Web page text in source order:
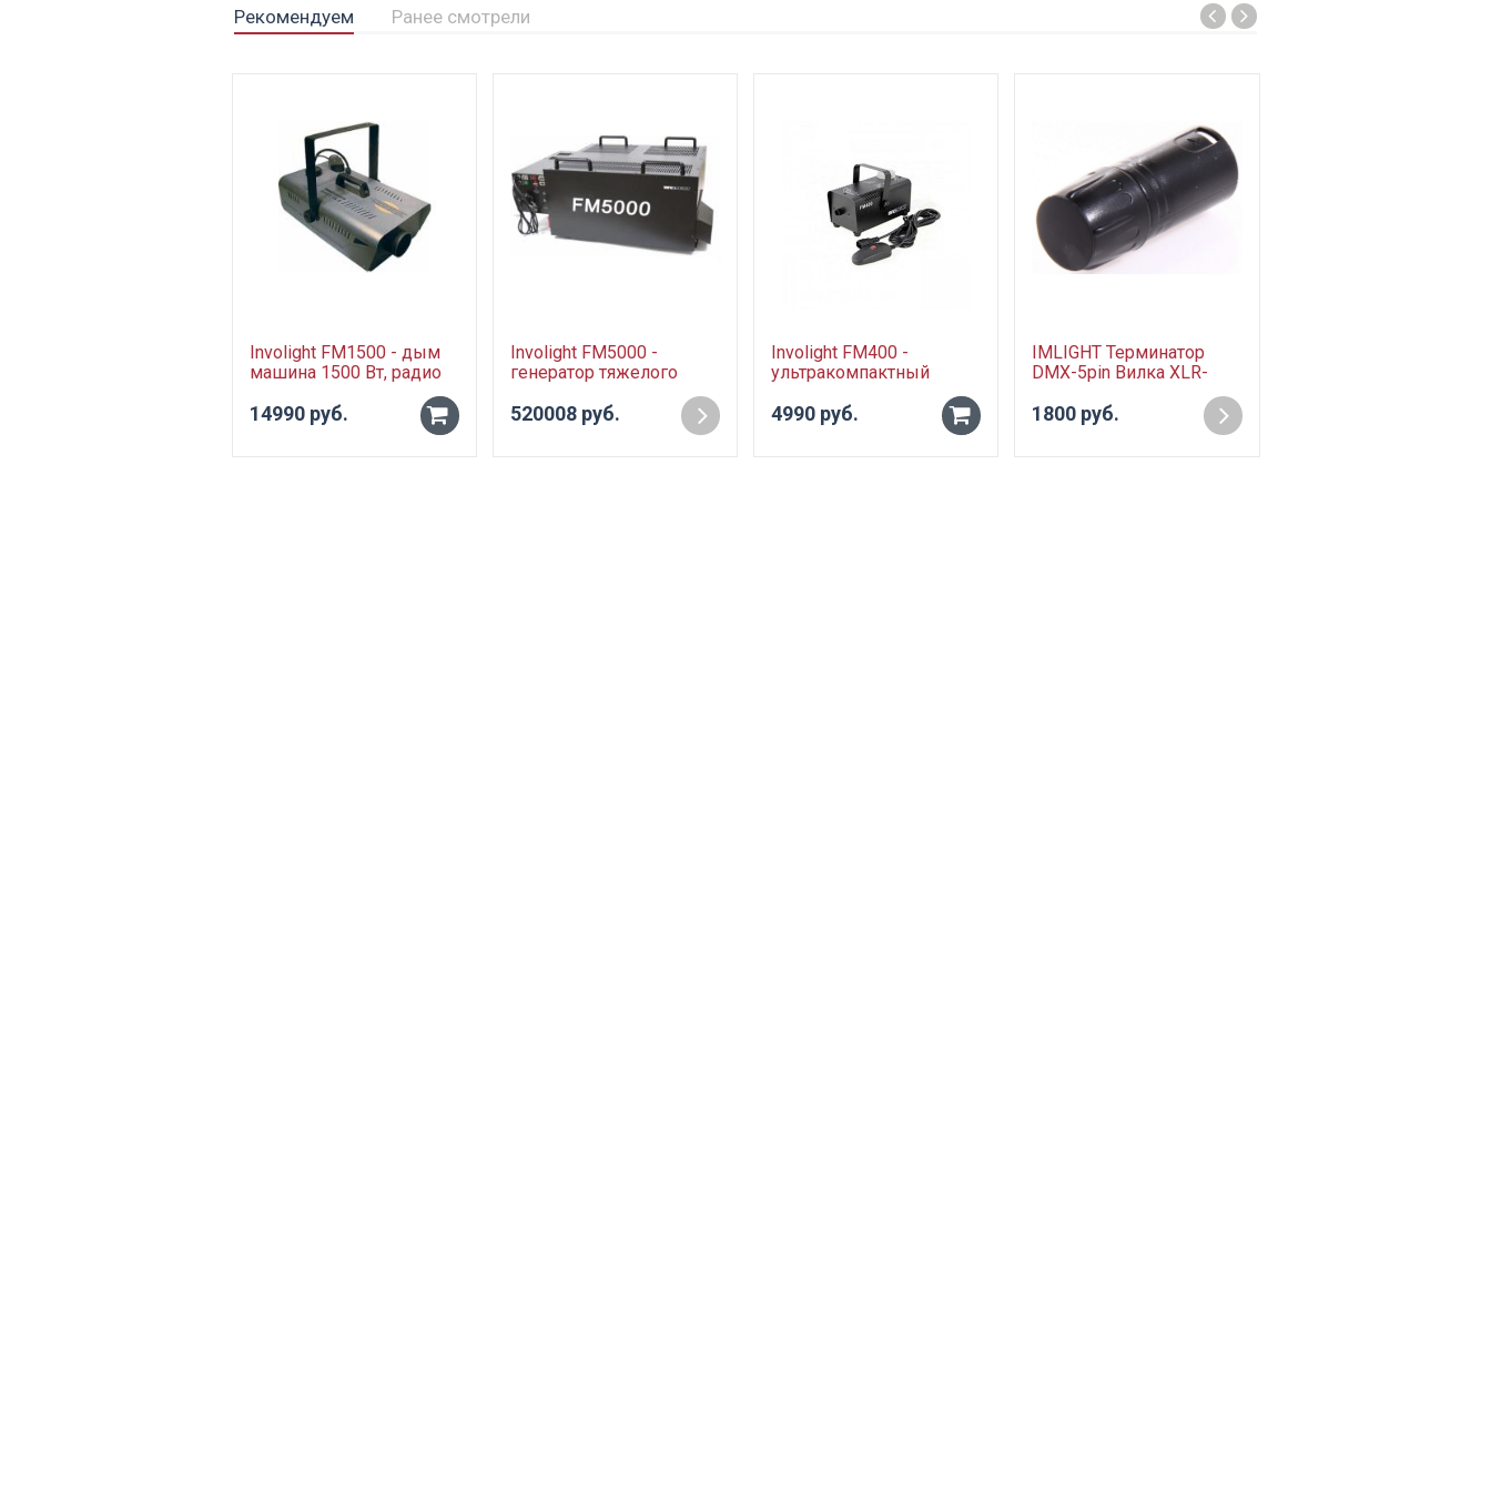
Рекомендуем Ранее смотрели
Involight FM1500 - дым
машина 1500 Вт, радио
14990 руб. -
Involight FM5000 -
генератор тяжелого
холодильным агрегатом,
5 кВт, DMX-512
520008 руб.
Involight FM400 -
ультракомпактный
генератор дыма, 400 Вт,
проводной пульт
4990 руб. -
IMLIGHT Терминатор
DMX-5pin Вилка XLR-
1800 руб.